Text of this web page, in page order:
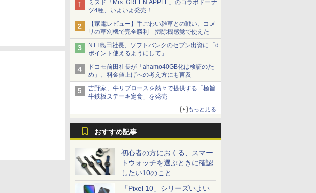
ミスド「Mrs. GREEN APPLE」のコラボドーナ
ツ4種、いよいよ発売！
【家電レビュー】手ごわい雑草との戦い、コメ
リの草刈機で完全勝利 掃除機感覚で使えた
NTT島田社長、ソフトバンクのセブン出資に「d
ポイント使えるようにして」
ドコモ前田社長が「ahamo40GB化は検証のた
め」、料金値上げへの考え方にも言及
吉野家、牛リブロースを熱々で提供する「極旨
牛鉄板ステーキ定食」を発売
もっと見る
おすすめ記事
初心者の方におくる、スマー
トウォッチを選ぶときに確認
したい10のこと
「Pixel 10」シリーズいよい